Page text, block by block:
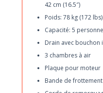
42 cm (16.5″)
Poids: 78 kg (172 lbs)
Capacité: 5
Drain avec bouchon
3 chambres à air
Plaque pour moteur
Bande de